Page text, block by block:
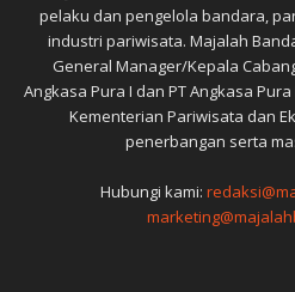
pelaku dan pengelola bandara,
industri pariwisata. Majalah
General Manager/Kepala
Angkasa Pura I dan PT Angkasa
Kementerian Pariwisata dan
penerbangan serta
Hubungi kami: